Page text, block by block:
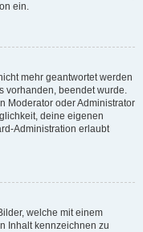
ein.
mehr geantwortet werden
vorhanden, beendet wurde.
Moderator oder Administrator
deine eigenen
Administration erlaubt
welche mit einem
Inhalt kennzeichnen zu